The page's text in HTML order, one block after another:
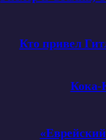
Кто привел
Кока-